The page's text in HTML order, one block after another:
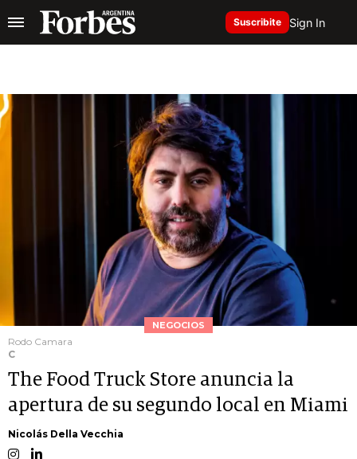
Suscribite Sign In
NEGOCIOS
Rodo Camara
C
The Food Truck Store anuncia la
apertura de su segundo local en Miami
Nicolás Della Vecchia